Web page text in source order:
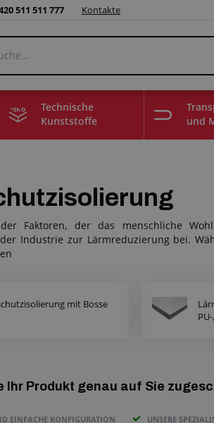
511 511 777 Kontakte
Technische
Kunststoffe
und
Faktoren, der das menschliche
Industrie zur Lärmreduzierung bei.
mit Bosse
Ihr Produkt genau auf Sie
EINFACHE KONFIGURATION
UNSERE